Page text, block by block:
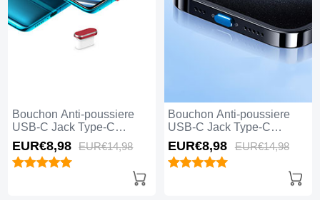
Bouchon Anti-poussiere
USB-C Jack Type-C
Universel H02 pour Apple
iPhone 15 Pro Max Rouge
EUR€8,98 EUR€14,98
Bouchon Anti-poussiere
USB-C Jack Type-C
Universel H01 pour Apple
iPhone 15 Pro Max Bleu
EUR€8,98 EUR€14,98